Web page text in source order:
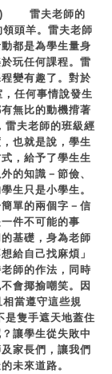
寫) 雷夫老師的
領頭羊。雷夫老師
都是為學生量身
玩任何課程。雷
變有趣了。對於
任何事情說發生
無比的動機揹著
夫老師的班級經
也就是說，學生
，給予了學生生
的知識－節儉、
生只是小學生。
單的兩個字－信
件不可能的事
基礎，身為老師
給自己找麻煩」
師的作法，同時
會揶揄嘲笑。因
當遵守這些規
隻手遮天地蓋住
讓學生從失敗中
家長們，讓我們
未來道路。